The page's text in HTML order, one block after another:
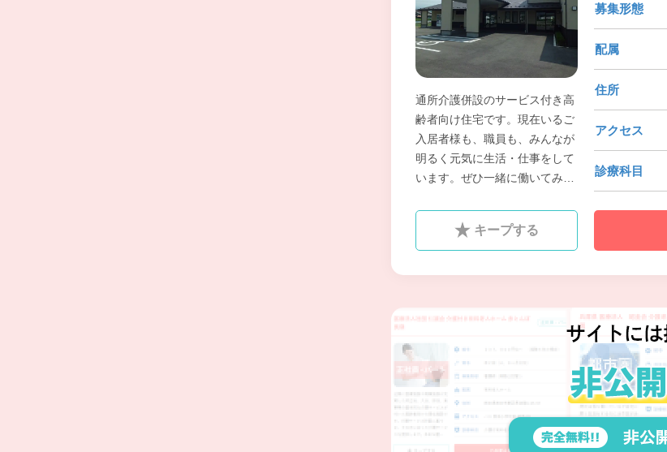
通所介護併設のサービス付き高
齢者向け住宅です。現在いるご
入居者様も、職員も、みんなが
明るく元気に生活・仕事をして
います。ぜひ一緒に働いてみま
募集形態
配属
住所
アクセス
診療科目
キープする